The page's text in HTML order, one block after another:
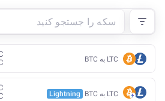
LTC به BTC
LTC به BTC Lightning